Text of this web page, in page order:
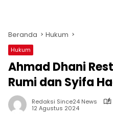
Beranda Hukum
Hukum
Ahmad Dhani
Rumi dan Syifa
Redaksi Since24 News
12 Agustus 2024